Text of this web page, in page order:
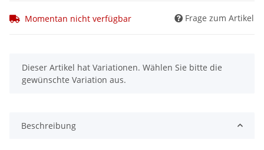
Momentan nicht verfügbar Frage zum Artikel
x
Dieser Artikel hat Variationen. Wählen Sie bitte die
gewünschte Variation aus.
Beschreibung